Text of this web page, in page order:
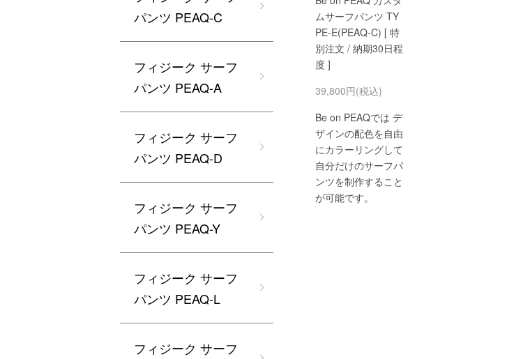
ムサーフパンツ TY
PE-E(PEAQ-C) [ 特
別注文 / 納期30日程
度 ]
39,800円(税込)
Be on PEAQでは デ
ザインの配色を自由
にカラーリングして
自分だけのサーフパ
ンツを制作すること
が可能です。
パンツ PEAQ-C
フィジーク サーフ
パンツ PEAQ-A
フィジーク サーフ
パンツ PEAQ-D
フィジーク サーフ
パンツ PEAQ-Y
フィジーク サーフ
パンツ PEAQ-L
フィジーク サーフ